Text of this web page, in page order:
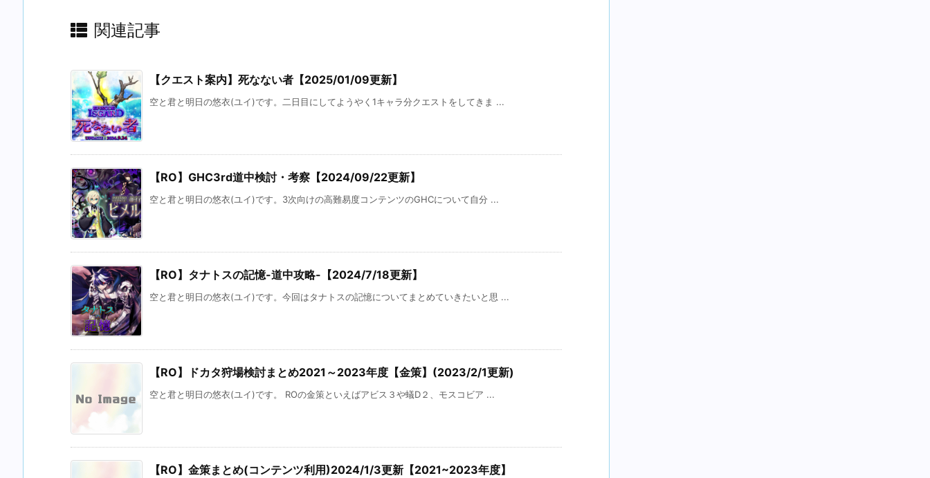
関連記事
【クエスト案内】死なない者【2025/01/09更新】
空と君と明日の悠衣(ユイ)です。二日目にしてようやく1キャラ分クエストをしてきま ...
【RO】GHC3rd道中検討・考察【2024/09/22更新】
空と君と明日の悠衣(ユイ)です。3次向けの高難易度コンテンツのGHCについて自分 ...
【RO】タナトスの記憶-道中攻略-【2024/7/18更新】
空と君と明日の悠衣(ユイ)です。今回はタナトスの記憶についてまとめていきたいと思 ...
【RO】ドカタ狩場検討まとめ2021～2023年度【金策】(2023/2/1更新)
空と君と明日の悠衣(ユイ)です。 ROの金策といえばアビス３や蟻D２、モスコビア ...
【RO】金策まとめ(コンテンツ利用)2024/1/3更新【2021~2023年度】